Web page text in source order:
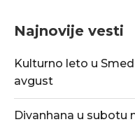
Najnovije vesti
Kulturno leto u
avgust
Divanhana u subotu